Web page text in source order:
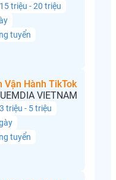
15 triệu - 20 triệu
tuyển
Vận Hành TikTok
VIETNAM
3 triệu - 5 triệu
tuyển